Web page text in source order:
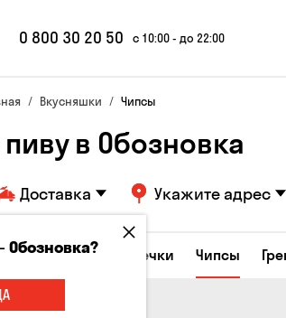
0 800 30 20 50 с 10:00 - до 22:00
Вкусняшки Чипсы
в Обозновка
Доставка Укажите адрес
Кукуруза Семечки Чипсы
Обозновка?